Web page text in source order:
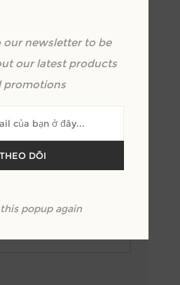
Xêp hạng:
our newsletter to be
our latest products
promotions
THEO DÕI
popup again